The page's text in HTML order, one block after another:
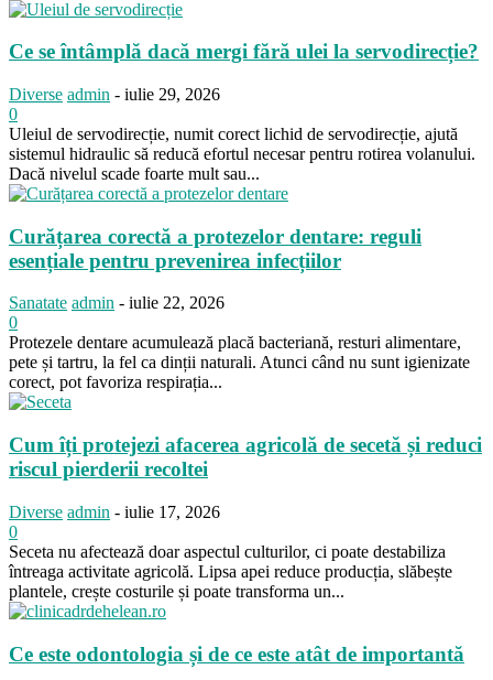
Ce se întâmplă dacă mergi fără ulei la servodirecție?
Diverse admin - iulie 29, 2026
0
Uleiul de servodirecție, numit corect lichid de servodirecție, ajută
sistemul hidraulic să reducă efortul necesar pentru rotirea volanului.
Dacă nivelul scade foarte mult sau...
Curățarea corectă a protezelor dentare: reguli
esențiale pentru prevenirea infecțiilor
Sanatate admin - iulie 22, 2026
0
Protezele dentare acumulează placă bacteriană, resturi alimentare,
pete și tartru, la fel ca dinții naturali. Atunci când nu sunt igienizate
corect, pot favoriza respirația...
Cum îți protejezi afacerea agricolă de secetă și reduci
riscul pierderii recoltei
Diverse admin - iulie 17, 2026
0
Seceta nu afectează doar aspectul culturilor, ci poate destabiliza
întreaga activitate agricolă. Lipsa apei reduce producția, slăbește
plantele, crește costurile și poate transforma un...
Ce este odontologia și de ce este atât de importantă